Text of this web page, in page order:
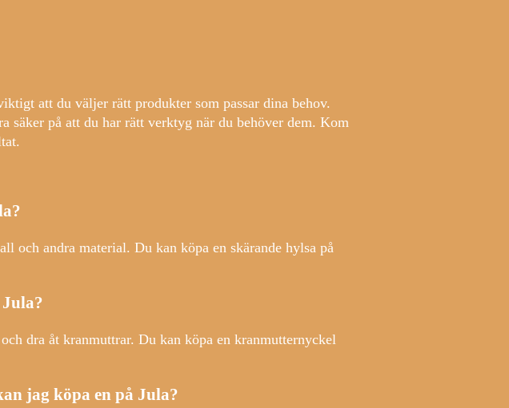
att du väljer rätt produkter som passar dina behov.
på att du har rätt verktyg när du behöver dem. Kom
och andra material. Du kan köpa en skärande hylsa på
dra åt kranmuttrar. Du kan köpa en kranmutternyckel
jag köpa en på Jula?